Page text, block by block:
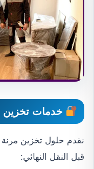
خدمات تخزين
نقدم حلول تخزين
قبل النقل النهائي: